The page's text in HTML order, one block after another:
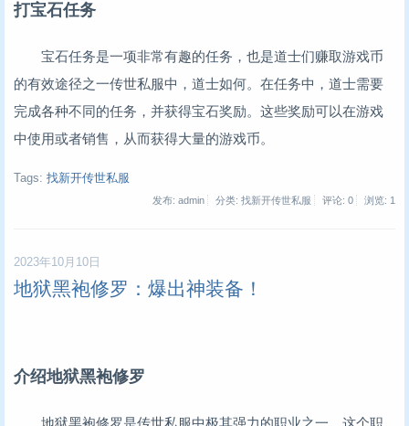
打宝石任务
宝石任务是一项非常有趣的任务，也是道士们赚取游戏币
的有效途径之一传世私服中，道士如何。在任务中，道士需要
完成各种不同的任务，并获得宝石奖励。这些奖励可以在游戏
中使用或者销售，从而获得大量的游戏币。
Tags: 找新开传世私服
发布: admin 分类: 找新开传世私服 评论: 0 浏览: 1
2023年10月10日
地狱黑袍修罗：爆出神装备！
介绍地狱黑袍修罗